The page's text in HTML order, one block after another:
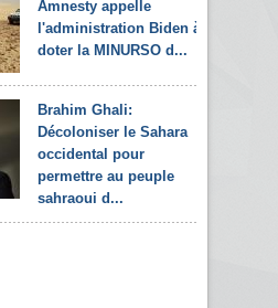
Amnesty appelle
l'administration Biden à
doter la MINURSO d...
Brahim Ghali:
Décoloniser le Sahara
occidental pour
permettre au peuple
sahraoui d...